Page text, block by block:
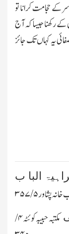
کے حجامت کرانا تو
رکھنا جیسا کہ آج
یہ کہاں تك جائز
البا ب
خانہ پشاور۵/ ۳۵۷
مکتبہ حبیبہ کوئٹہ ۴/